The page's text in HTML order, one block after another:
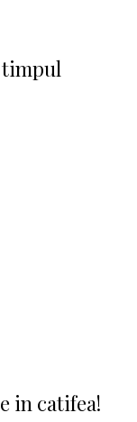
timpul
in catifea!